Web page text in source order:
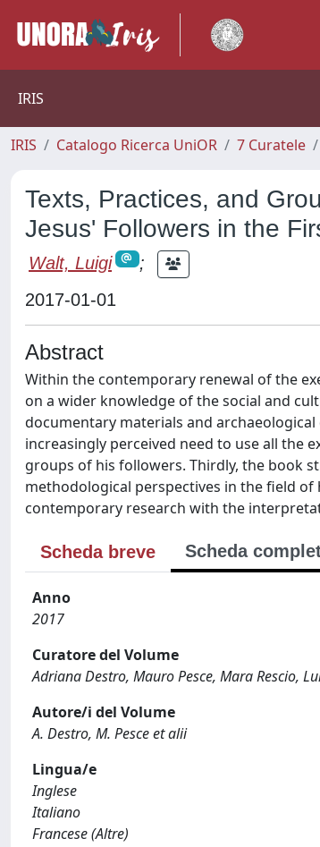
IRIS
IRIS Catalogo Ricerca UniOR 7 Curatele
Texts, Practices, and
Jesus' Followers in the
Walt, Luigi
;
2017-01-01
Abstract
Within the contemporary renewal of the
on a wider knowledge of the social and
documentary materials and
increasingly perceived need to use all the
groups of his followers. Thirdly, the book
methodological perspectives in the field
contemporary research with the
Scheda breve Scheda
Anno
2017
Curatore del Volume
Adriana Destro, Mauro Pesce, Mara Rescio,
Autore/i del Volume
A. Destro, M. Pesce et alii
Lingua/e
Inglese
Italiano
Francese (Altre)